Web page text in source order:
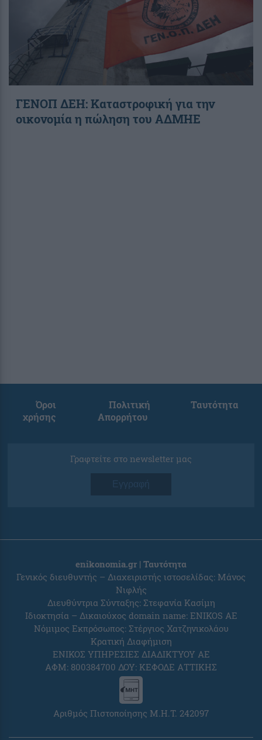
ΓΕΝΟΠ ΔΕΗ: Καταστροφική για την
οικονομία η πώληση του ΑΔΜΗΕ
Όροι
χρήσης
Πολιτική
Απορρήτου
Ταυτότητα
Γραφτείτε στο newsletter μας
Εγγραφή
enikonomia.gr | Ταυτότητα
Γενικός διευθυντής – Διαχειριστής ιστοσελίδας: Μάνος
Νιφλής
Διευθύντρια Σύνταξης: Στεφανία Κασίμη
Ιδιοκτησία – Δικαιούχος domain name: ENIKOS AE
Νόμιμος Εκπρόσωπος: Στέργιος Χατζηνικολάου
Κρατική Διαφήμιση
ΕΝΙΚΟΣ ΥΠΗΡΕΣΙΕΣ ΔΙΑΔΙΚΤΥΟΥ ΑΕ
ΑΦΜ: 800384700 ΔΟΥ: ΚΕΦΟΔΕ ΑΤΤΙΚΗΣ
Αριθμός Πιστοποίησης Μ.Η.Τ. 242097